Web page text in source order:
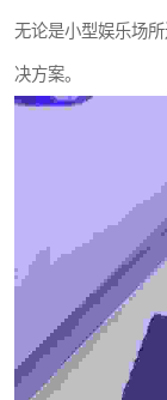
无论是小型娱乐场
决方案。